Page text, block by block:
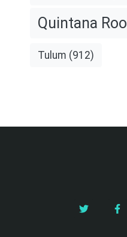
Quintana Roo
Tulum (912)